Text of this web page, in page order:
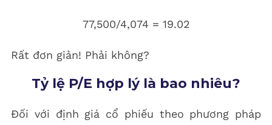
77,500/4,074 = 19.02
Rất đơn giản! Phải không?
Tỷ lệ P/E hợp lý là bao nhiêu?
Đối với định giá cổ phiếu theo phương pháp